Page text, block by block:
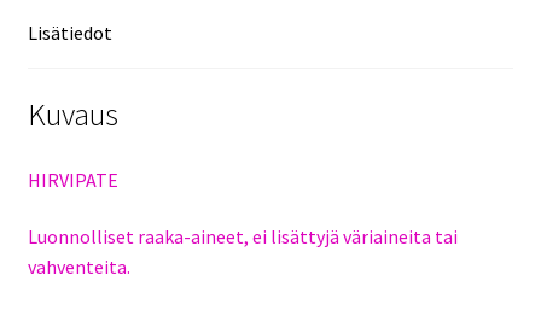
Lisätiedot
Kuvaus
HIRVIPATE
Luonnolliset raaka-aineet, ei lisättyjä väriaineita tai
vahventeita.